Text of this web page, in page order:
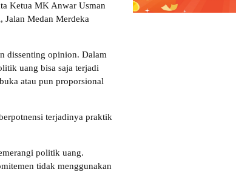
Ketua MK Anwar Usman
Jalan Medan Merdeka
dissenting opinion. Dalam
uang bisa saja terjadi
atau pun proporsional
terjadinya praktik
politik uang.
tidak menggunakan